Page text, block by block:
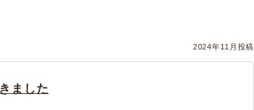
2024年11月投稿
ました